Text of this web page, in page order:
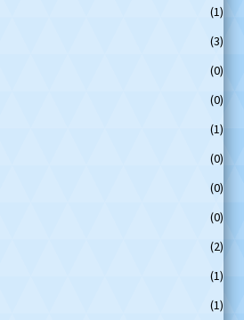
(1)
(3)
(0)
(0)
(1)
(0)
(0)
(0)
(2)
(1)
(1)